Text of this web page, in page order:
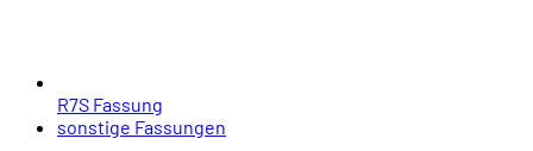
R7S Fassung
sonstige Fassungen